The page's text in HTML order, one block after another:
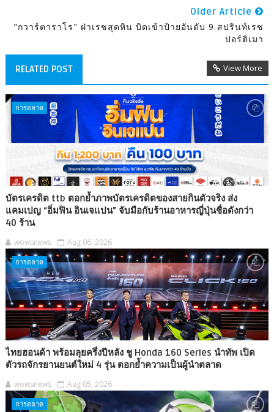
Older Article
"กวาร์ตาราโร" ฝ่าเรซสุดหิน บิดเข้าป้ายอันดับ 9 สปรินท์เรซ
ปอร์ติเมา
RELATED POST View More
การตลาด
บัตรเครดิต ttb ตอกย้ำภาพบัตรเครดิตของสายกินตัวจริง ส่ง
แคมเปญ “อิ่มฟิน อินเจแปน” จับมือกับร้านอาหารญี่ปุ่นชื่อดังกว่า
40 ร้าน
wowsnews Aug 06, 2026
การตลาด
ไทยฮอนด้า พร้อมลุยครึ่งปีหลัง ชู Honda 160 Series นำทัพ เปิด
ตัวรถจักรยานยนต์ใหม่ 4 รุ่น ตอกย้ำความเป็นผู้นำตลาด
wowsnews Aug 05, 2026
การตลาด